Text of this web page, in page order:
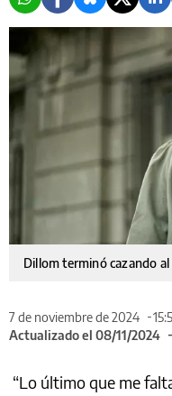
Dillom terminó cazando
7 de noviembre de 2024
Actualizado el 08/11/2024
“Lo último que me